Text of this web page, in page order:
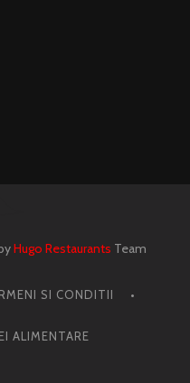
Hugo Restaurants Team
SI CONDITII
ALIMENTARE